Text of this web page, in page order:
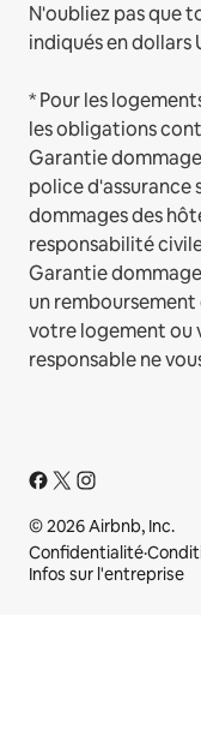
N'oubliez pas que
indiqués en dollars
* Pour les
les obligations
Garantie
police d'assurance
dommages des
responsabilité
Garantie
un remboursement
votre logement ou
responsable ne
© 2026 Airbnb, Inc.
Confidentialité·
Infos sur l'entreprise